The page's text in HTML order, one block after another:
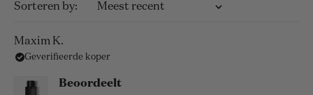
Sorteren
Maxim K.
Geverifieerde koper
Beoordeelt
Laden...